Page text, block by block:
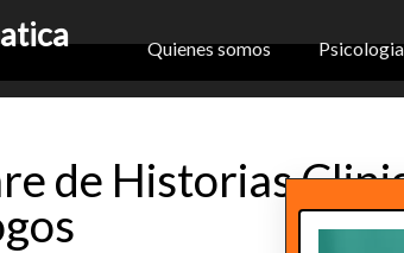
Quienes somos Psicologia
de Historias